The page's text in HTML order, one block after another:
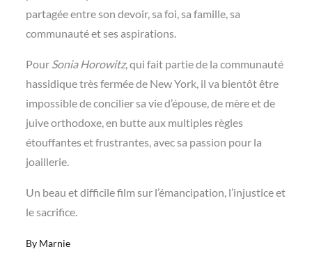
partagée entre son devoir, sa foi, sa famille, sa
communauté et ses aspirations.
Pour Sonia Horowitz, qui fait partie de la communauté
hassidique très fermée de New York, il va bientôt être
impossible de concilier sa vie d’épouse, de mère et de
juive orthodoxe, en butte aux multiples règles
étouffantes et frustrantes, avec sa passion pour la
joaillerie.
Un beau et difficile film sur l’émancipation, l’injustice et
le sacrifice.
By Marnie